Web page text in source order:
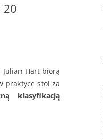
20
Julian Hart biorą
praktyce stoi za
klasyfikacją